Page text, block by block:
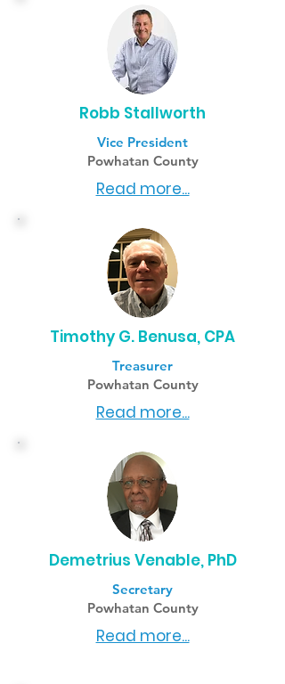
Robb Stallworth
Vice President
Powhatan County
Read more...
Timothy G. Benusa, CPA
Treasurer
Powhatan County
Read more...
Demetrius Venable, PhD
Secretary
Powhatan County
Read more...